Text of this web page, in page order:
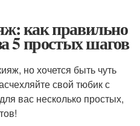
как правильно
5 простых шагов
но хочется быть чуть
свой тюбик с
вас несколько простых,